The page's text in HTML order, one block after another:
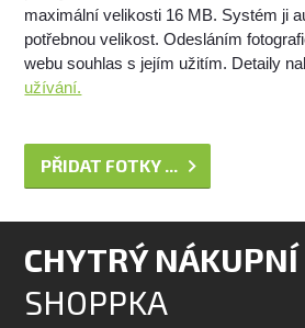
maximální velikosti 16 MB. Systém ji
potřebnou velikost. Odesláním
webu souhlas s jejím užitím. Detaily
užívání.
PŘIDAT FOTKY ...
CHYTRÝ
SHOPPKA